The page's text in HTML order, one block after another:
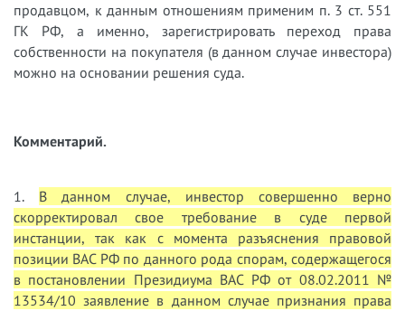
продавцом, к данным отношениям применим п. 3 ст. 551
ГК РФ, а именно, зарегистрировать переход права
собственности на покупателя (в данном случае инвестора)
можно на основании решения суда.
Комментарий.
1. В данном случае, инвестор совершенно верно
скорректировал свое требование в суде первой
инстанции, так как с момента разъяснения правовой
позиции ВАС РФ по данного рода спорам, содержащегося
в постановлении Президиума ВАС РФ от 08.02.2011 №
13534/10 заявление в данном случае признания права